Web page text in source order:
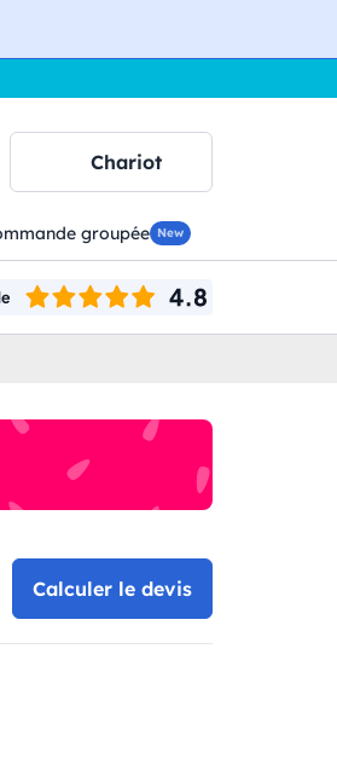
Chariot
groupée New
Calculer le devis